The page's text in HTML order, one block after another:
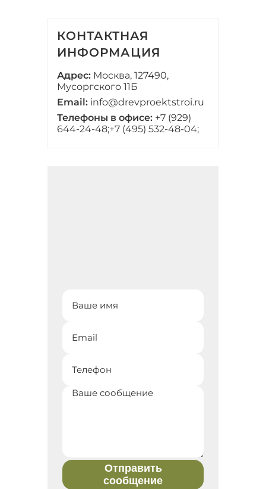
КОНТАКТНАЯ
ИНФОРМАЦИЯ
Адрес: Москва, 127490,
Мусоргского 11Б
Email: info@drevproektstroi.ru
Телефоны в офисе: +7 (929)
644-24-48;+7 (495) 532-48-04;
Отправить
сообщение